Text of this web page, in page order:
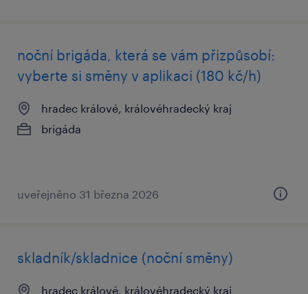
noční brigáda, která se vám přizpůsobí:
vyberte si směny v aplikaci (180 kč/h)
hradec králové, královéhradecký kraj
brigáda
uveřejněno 31 března 2026
skladník/skladnice (noční směny)
hradec králové, královéhradecký kraj